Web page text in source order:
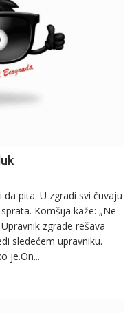
pita. U zgradi svi čuvaju
Komšija kaže: „Ne
zgrade rešava
sledećem upravniku.
je.On...